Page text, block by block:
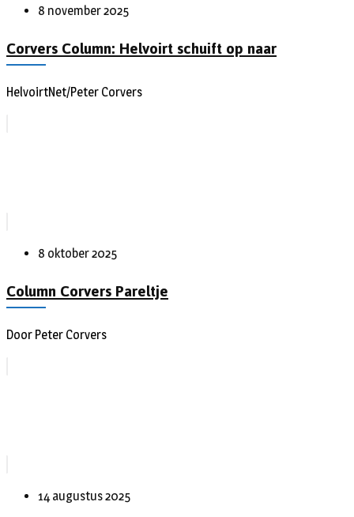
8 november 2025
Corvers Column: Helvoirt schuift op naar
HelvoirtNet/Peter Corvers
8 oktober 2025
Column Corvers Pareltje
Door Peter Corvers
14 augustus 2025